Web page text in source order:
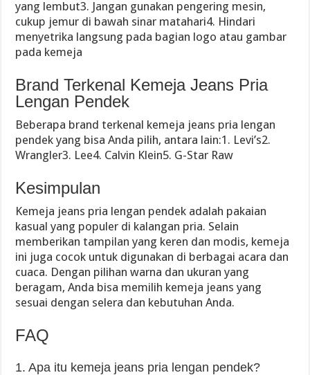
yang lembut3. Jangan gunakan pengering mesin,
cukup jemur di bawah sinar matahari4. Hindari
menyetrika langsung pada bagian logo atau gambar
pada kemeja
Brand Terkenal Kemeja Jeans Pria
Lengan Pendek
Beberapa brand terkenal kemeja jeans pria lengan
pendek yang bisa Anda pilih, antara lain:1. Levi’s2.
Wrangler3. Lee4. Calvin Klein5. G-Star Raw
Kesimpulan
Kemeja jeans pria lengan pendek adalah pakaian
kasual yang populer di kalangan pria. Selain
memberikan tampilan yang keren dan modis, kemeja
ini juga cocok untuk digunakan di berbagai acara dan
cuaca. Dengan pilihan warna dan ukuran yang
beragam, Anda bisa memilih kemeja jeans yang
sesuai dengan selera dan kebutuhan Anda.
FAQ
1. Apa itu kemeja jeans pria lengan pendek?